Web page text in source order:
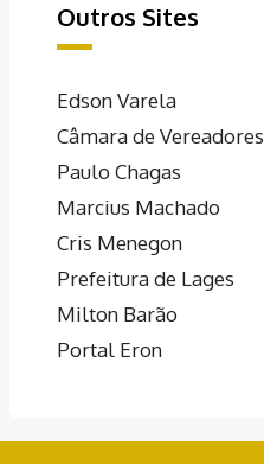
Outros Sites
Edson Varela
Câmara de Vereadores
Paulo Chagas
Marcius Machado
Cris Menegon
Prefeitura de Lages
Milton Barão
Portal Eron